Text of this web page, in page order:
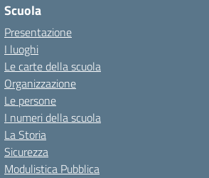
Scuola
Presentazione
I luoghi
Le carte della scuola
Organizzazione
Le persone
I numeri della scuola
La Storia
Sicurezza
Modulistica Pubblica